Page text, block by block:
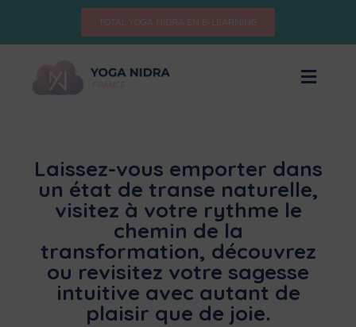
TOTAL YOGA NIDRA EN E-LEARNING
Laissez-vous emporter dans
un état de transe naturelle,
visitez à votre rythme le
chemin de la
transformation, découvrez
ou revisitez votre sagesse
intuitive avec autant de
plaisir que de joie.